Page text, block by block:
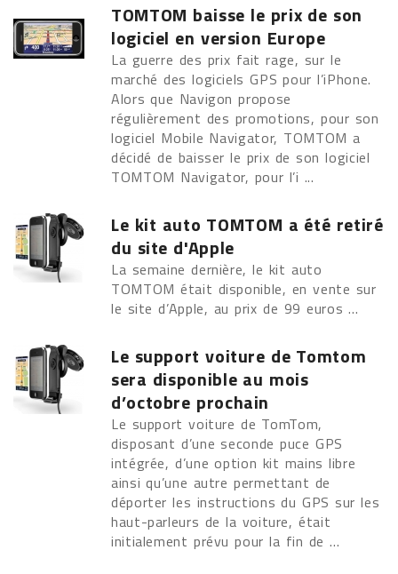
TOMTOM baisse le prix de son
logiciel en version Europe
La guerre des prix fait rage, sur le
marché des logiciels GPS pour l’iPhone.
Alors que Navigon propose
régulièrement des promotions, pour son
logiciel Mobile Navigator, TOMTOM a
décidé de baisser le prix de son logiciel
TOMTOM Navigator, pour l’i ...
Le kit auto TOMTOM a été retiré
du site d'Apple
La semaine dernière, le kit auto
TOMTOM était disponible, en vente sur
le site d’Apple, au prix de 99 euros ...
Le support voiture de Tomtom
sera disponible au mois
d’octobre prochain
Le support voiture de TomTom,
disposant d’une seconde puce GPS
intégrée, d’une option kit mains libre
ainsi qu’une autre permettant de
déporter les instructions du GPS sur les
haut-parleurs de la voiture, était
initialement prévu pour la fin de ...